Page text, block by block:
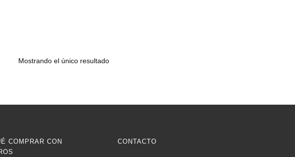
Mostrando el único resultado
COMPRAR CON
CONTACTO